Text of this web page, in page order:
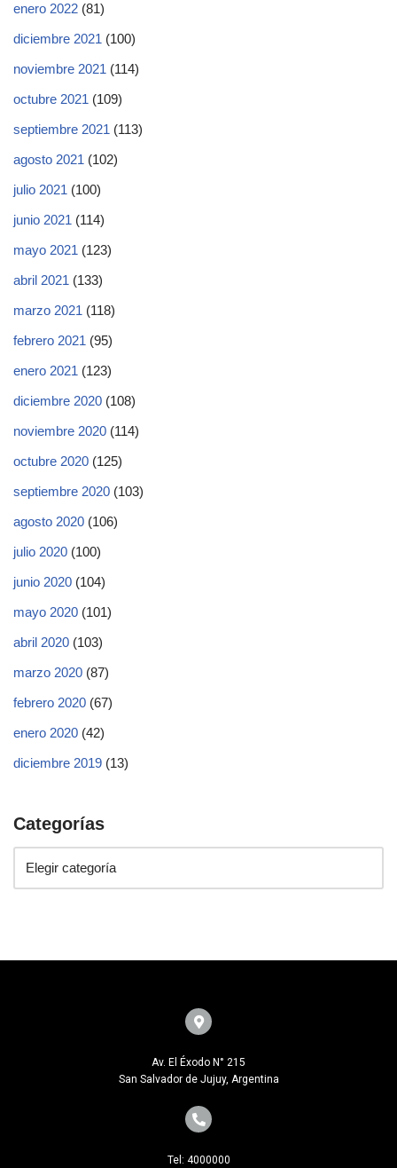
enero 2022 (81)
diciembre 2021 (100)
noviembre 2021 (114)
octubre 2021 (109)
septiembre 2021 (113)
agosto 2021 (102)
julio 2021 (100)
junio 2021 (114)
mayo 2021 (123)
abril 2021 (133)
marzo 2021 (118)
febrero 2021 (95)
enero 2021 (123)
diciembre 2020 (108)
noviembre 2020 (114)
octubre 2020 (125)
septiembre 2020 (103)
agosto 2020 (106)
julio 2020 (100)
junio 2020 (104)
mayo 2020 (101)
abril 2020 (103)
marzo 2020 (87)
febrero 2020 (67)
enero 2020 (42)
diciembre 2019 (13)
Categorías
Av. El Éxodo N° 215
San Salvador de Jujuy, Argentina
Tel: 4000000